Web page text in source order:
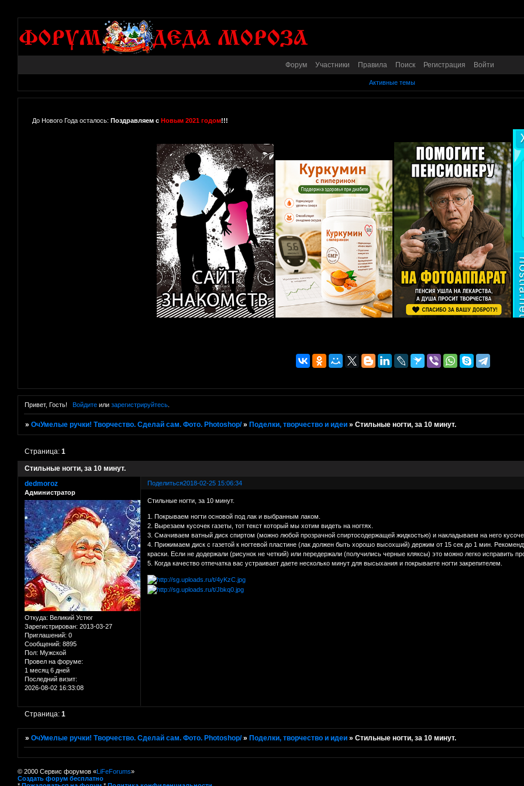
Форум Участники Правила Поиск Регистрация Войти
Активные темы
До Нового Года осталось: Поздравляем с Новым 2021 годом!!!
Привет, Гость! Войдитеили зарегистрируйтесь.
»ОчУмелые ручки! Творчество. Сделай сам. Фото. Photoshop/ » Поделки, творчество и идеи »Стильные ногти, за 10 минут.
Стильные ногти, за 10 минут.
Страница:1
Поделиться2018-02-25 15:06:34
dedmoroz
Администратор
Откуда: Великий Устюг
Зарегистрирован: 2013-03-27
Приглашений: 0
Сообщений: 8895
Пол: Мужской
Провел на форуме:
1 месяц 6 дней
Последний визит:
2026-08-02 16:33:08
Стильные ногти, за 10 минут.
1. Покрываем ногти основой под лак и выбранным лаком.
2. Вырезаем кусочек газеты, тот текст который мы хотим видеть на ногтях.
3. Смачиваем ватный диск спиртом (можно любой прозрачной спиртосодержащей жидкостью) и накладываем на него
4. Прижимаем диск с газетой к ногтевой пластине (лак должен быть хорошо высохший) держим от 15 сек до 1 мин.
краски. Если не додержали (рисунок не четкий) или передержали (получились черные кляксы) это можно легко исправить
5. Когда качество отпечатка вас устраивает даете несколько минут для высыхания и покрываете ногти закрепителем.
Страница:1
»ОчУмелые ручки! Творчество. Сделай сам. Фото. Photoshop/ » Поделки, творчество и идеи »Стильные ногти, за 10 минут.
© 2000 Сервис форумов «LiFeForums»
Создать форум бесплатно